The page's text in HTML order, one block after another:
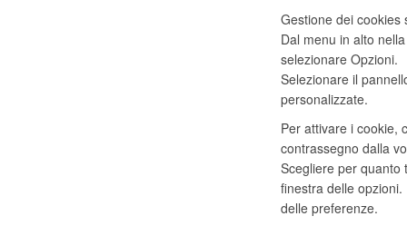
Gestione dei cookies
Dal menu in alto
selezionare Opzioni.
Selezionare il
personalizzate.
Per attivare i cookie,
contrassegno dalla
Scegliere per quanto
finestra delle
delle preferenze.